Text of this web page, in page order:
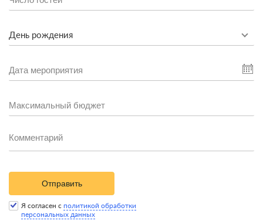
День рождения
Отправить
Я согласен с политикой обработки
персональных данных